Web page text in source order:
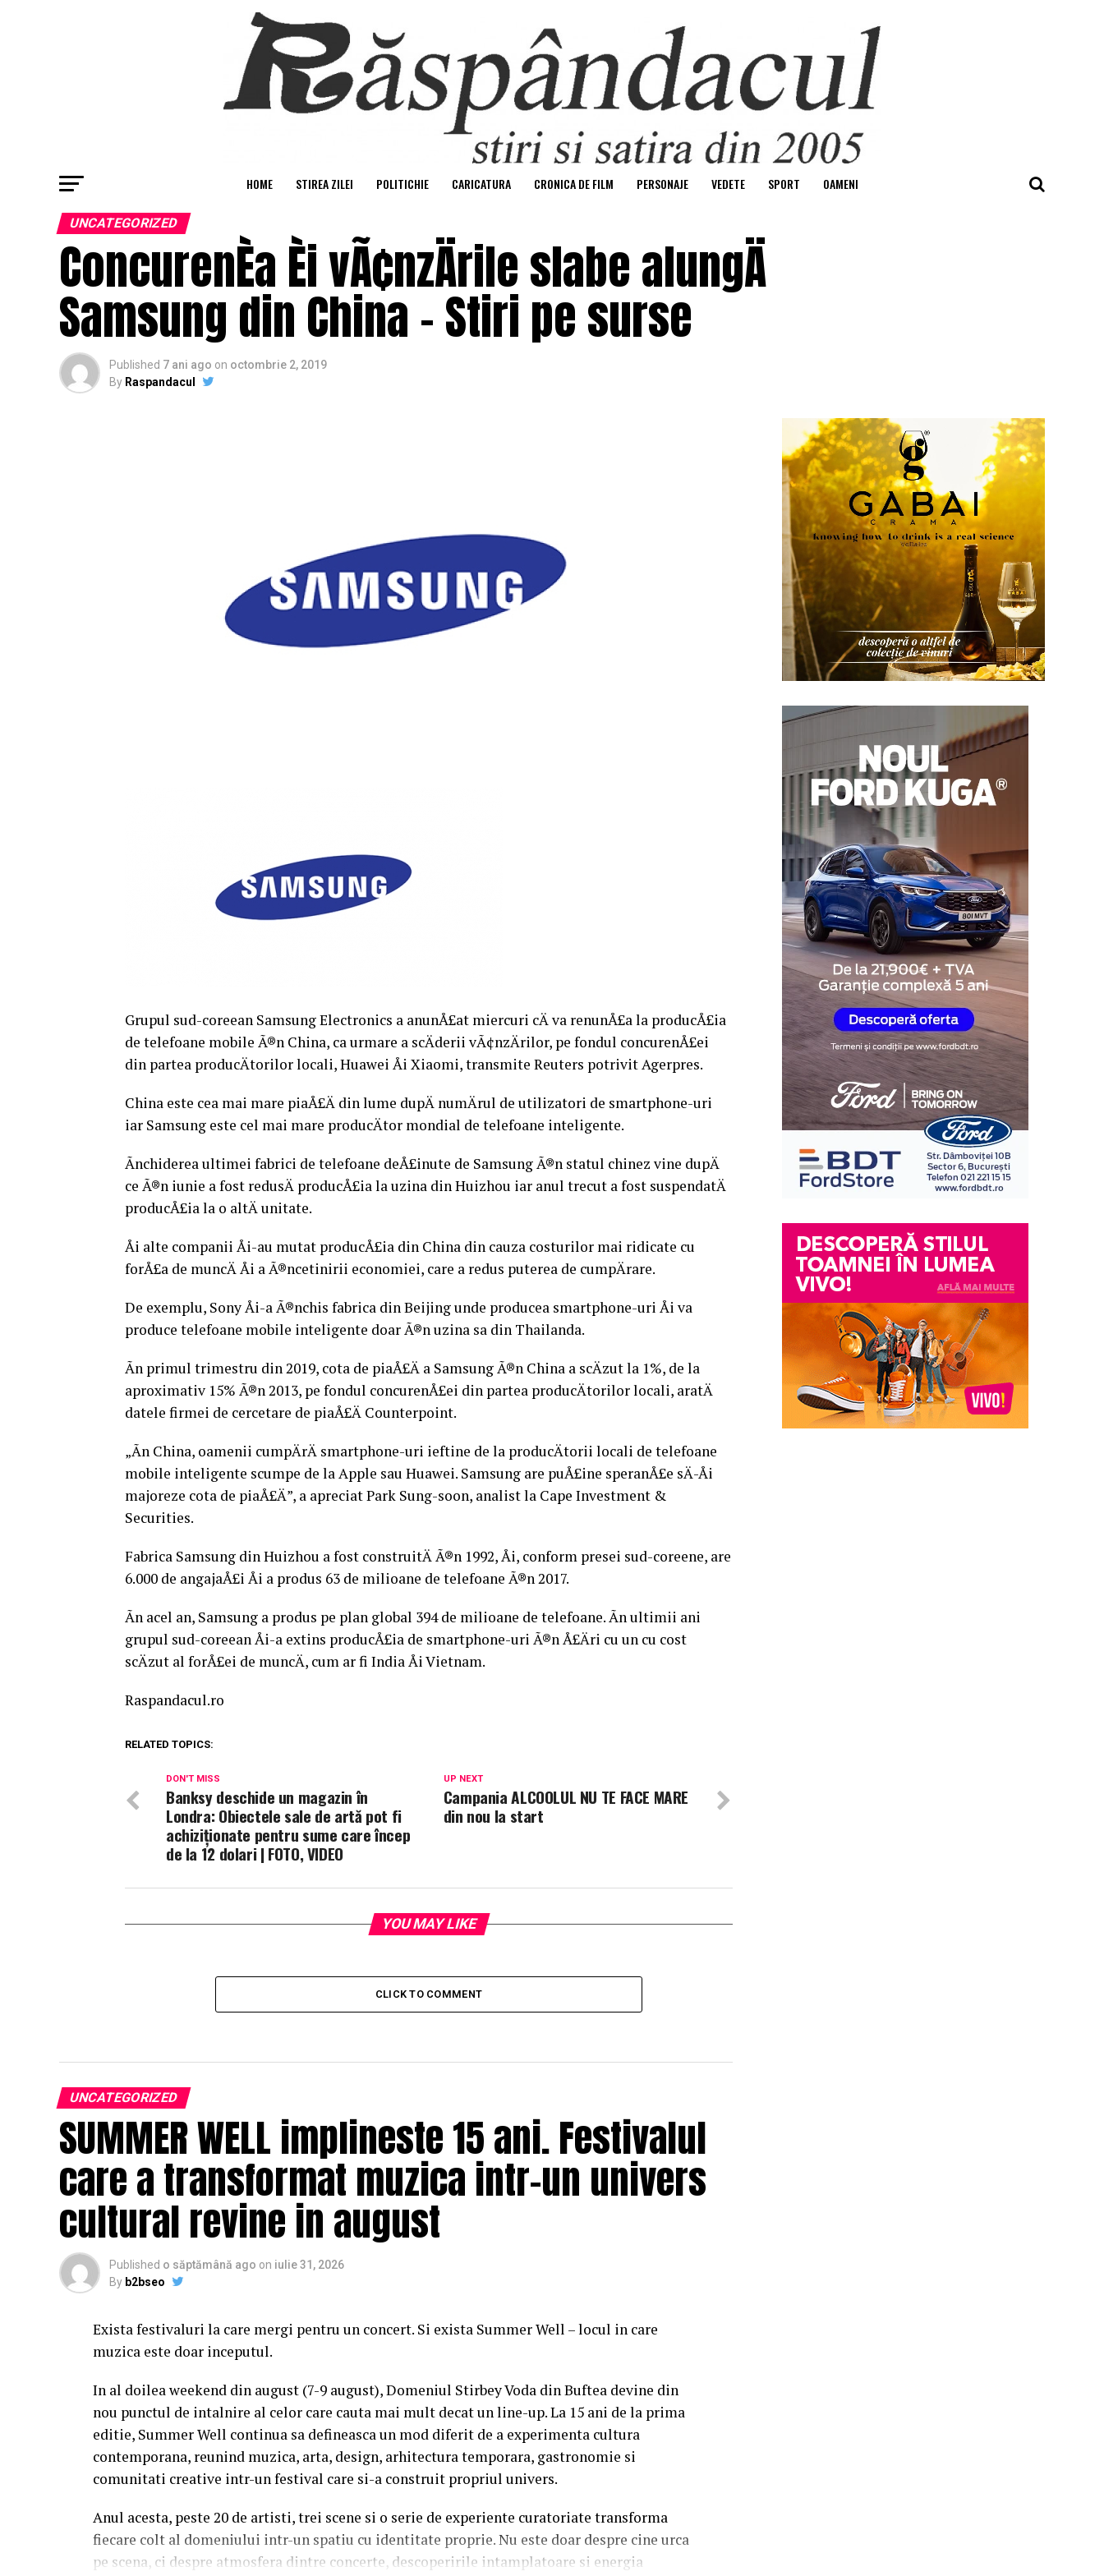
HOME STIREA ZILEI POLITICHIE CARICATURA CRONICA DE FILM PERSONAJE VEDETE SPORT OAMENI
UNCATEGORIZED
ConcurenÈa Èi vÃ¢nzÄrile slabe alungÄ
Samsung din China – Stiri pe surse
Published 7 ani ago on octombrie 2, 2019
By Raspandacul
Grupul sud-coreean Samsung Electronics a anunÅ£at miercuri cÄ va renunÅ£a la producÅ£ia
de telefoane mobile Ã®n China, ca urmare a scÄderii vÃ¢nzÄrilor, pe fondul concurenÅ£ei
din partea producÄtorilor locali, Huawei Åi Xiaomi, transmite Reuters potrivit Agerpres.
China este cea mai mare piaÅ£Ä din lume dupÄ numÄrul de utilizatori de smartphone-uri
iar Samsung este cel mai mare producÄtor mondial de telefoane inteligente.
Ãnchiderea ultimei fabrici de telefoane deÅ£inute de Samsung Ã®n statul chinez vine dupÄ
ce Ã®n iunie a fost redusÄ producÅ£ia la uzina din Huizhou iar anul trecut a fost suspendatÄ
producÅ£ia la o altÄ unitate.
Åi alte companii Åi-au mutat producÅ£ia din China din cauza costurilor mai ridicate cu
forÅ£a de muncÄ Åi a Ã®ncetinirii economiei, care a redus puterea de cumpÄrare.
De exemplu, Sony Åi-a Ã®nchis fabrica din Beijing unde producea smartphone-uri Åi va
produce telefoane mobile inteligente doar Ã®n uzina sa din Thailanda.
Ãn primul trimestru din 2019, cota de piaÅ£Ä a Samsung Ã®n China a scÄzut la 1%, de la
aproximativ 15% Ã®n 2013, pe fondul concurenÅ£ei din partea producÄtorilor locali, aratÄ
datele firmei de cercetare de piaÅ£Ä Counterpoint.
„Ãn China, oamenii cumpÄrÄ smartphone-uri ieftine de la producÄtorii locali de telefoane
mobile inteligente scumpe de la Apple sau Huawei. Samsung are puÅ£ine speranÅ£e sÄ-Åi
majoreze cota de piaÅ£Ä”, a apreciat Park Sung-soon, analist la Cape Investment &
Securities.
Fabrica Samsung din Huizhou a fost construitÄ Ã®n 1992, Åi, conform presei sud-coreene, are
6.000 de angajaÅ£i Åi a produs 63 de milioane de telefoane Ã®n 2017.
Ãn acel an, Samsung a produs pe plan global 394 de milioane de telefoane. Ãn ultimii ani
grupul sud-coreean Åi-a extins producÅ£ia de smartphone-uri Ã®n Å£Äri cu un cu cost
scÄzut al forÅ£ei de muncÄ, cum ar fi India Åi Vietnam.
Raspandacul.ro
RELATED TOPICS:
UP NEXT
Campania ALCOOLUL NU TE FACE MARE
din nou la start
DON'T MISS
Banksy deschide un magazin în
Londra: Obiectele sale de artă pot fi
achiziţionate pentru sume care încep
de la 12 dolari | FOTO, VIDEO
YOU MAY LIKE
CLICK TO COMMENT
UNCATEGORIZED
SUMMER WELL implineste 15 ani. Festivalul
care a transformat muzica intr-un univers
cultural revine in august
Published o săptămână ago on iulie 31, 2026
By b2bseo
Exista festivaluri la care mergi pentru un concert. Si exista Summer Well – locul in care
muzica este doar inceputul.
In al doilea weekend din august (7-9 august), Domeniul Stirbey Voda din Buftea devine din
nou punctul de intalnire al celor care cauta mai mult decat un line-up. La 15 ani de la prima
editie, Summer Well continua sa defineasca un mod diferit de a experimenta cultura
contemporana, reunind muzica, arta, design, arhitectura temporara, gastronomie si
comunitati creative intr-un festival care si-a construit propriul univers.
Anul acesta, peste 20 de artisti, trei scene si o serie de experiente curatoriate transforma
fiecare colt al domeniului intr-un spatiu cu identitate proprie. Nu este doar despre cine urca
pe scena, ci despre atmosfera dintre concerte, descoperirile intamplatoare si energia